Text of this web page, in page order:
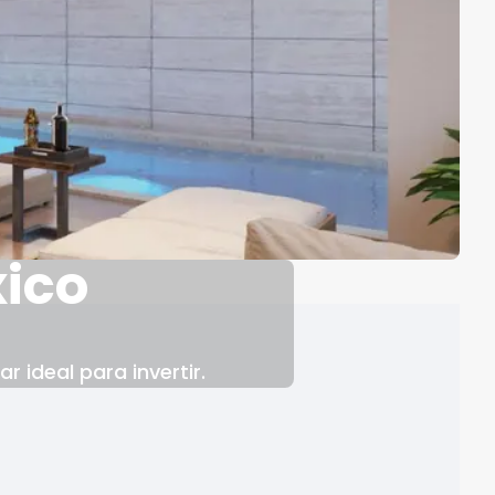
ideal para invertir.